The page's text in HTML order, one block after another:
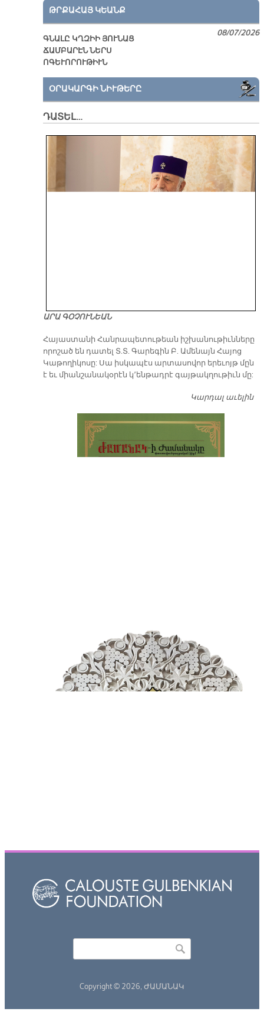
ԹՐՔԱՀԱՅ ԿԵԱՆՔ
ԳՆԱԼԸ ԿՂԶԻԻ ՅՈՒՆԱՑ
ՃԱՄԲԱՐԷՆ ՆԵՐՍ
ՈԳԵՒՈՐՈՒԹԻՒՆ
08/07/2026
ՕՐԱԿԱՐԳԻ ՆԻՒԹԵՐԸ
ԴԱՏԵԼ…
ԱՐԱ ԳՕՉՈՒՆԵԱՆ
​Հայաստանի Հանրապետութեան իշխանութիւնները
որոշած են դատել Տ.Տ. Գարեգին Բ. Ամենայն Հայոց
Կաթողիկոսը: Սա իսկապէս արտասովոր երեւոյթ մըն
է եւ միանշանակօրէն կ՚ենթադրէ գայթակղութիւն մը:
Կարդալ աւելին
Copyright © 2026, ԺԱՄԱՆԱԿ